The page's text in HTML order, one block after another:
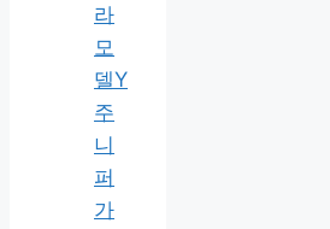
라
모
델Y
주
니
퍼
가